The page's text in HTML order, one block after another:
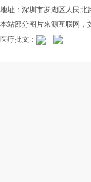
地址：深圳市罗湖区人民
本站部分图片来源互联网，
医疗批文：